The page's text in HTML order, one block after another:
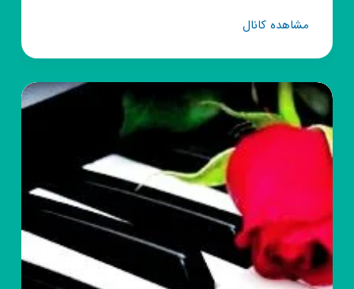
مشاهده کانالکانال
😛
جـــوکـــیـــســـتـــان